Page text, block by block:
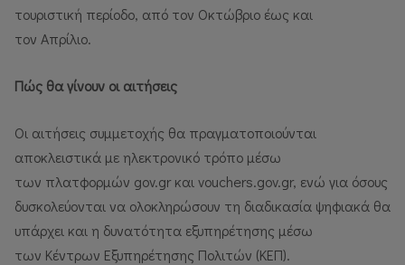
τουριστική περίοδο, από τον Οκτώβριο έως και
τον Απρίλιο.
Πώς θα γίνουν οι αιτήσεις
Οι αιτήσεις συμμετοχής θα πραγματοποιούνται
αποκλειστικά με ηλεκτρονικό τρόπο μέσω
των πλατφορμών gov.gr και vouchers.gov.gr, ενώ για όσους
δυσκολεύονται να ολοκληρώσουν τη διαδικασία ψηφιακά θα
υπάρχει και η δυνατότητα εξυπηρέτησης μέσω
των Κέντρων Εξυπηρέτησης Πολιτών (ΚΕΠ).